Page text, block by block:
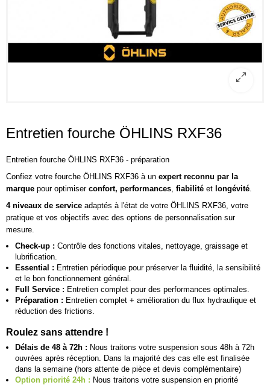
Entretien fourche ÖHLINS RXF36
Entretien fourche ÖHLINS RXF36 - préparation
Confiez votre fourche ÖHLINS RXF36 à un expert reconnu par la
marque pour optimiser confort, performances, fiabilité et longévité.
4 niveaux de service adaptés à l'état de votre ÖHLINS RXF36, votre
pratique et vos objectifs avec des options de personnalisation sur
mesure.
Check-up : Contrôle des fonctions vitales, nettoyage, graissage et
lubrification.
Essential : Entretien périodique pour préserver la fluidité, la sensibilité
et le bon fonctionnement général.
Full Service : Entretien complet pour des performances optimales.
Préparation : Entretien complet + amélioration du flux hydraulique et
réduction des frictions.
Roulez sans attendre !
Délais de 48 à 72h : Nous traitons votre suspension sous 48h à 72h
ouvrées après réception. Dans la majorité des cas elle est finalisée
dans la semaine (hors attente de pièce et devis complémentaire)
Option priorité 24h : Nous traitons votre suspension en priorité